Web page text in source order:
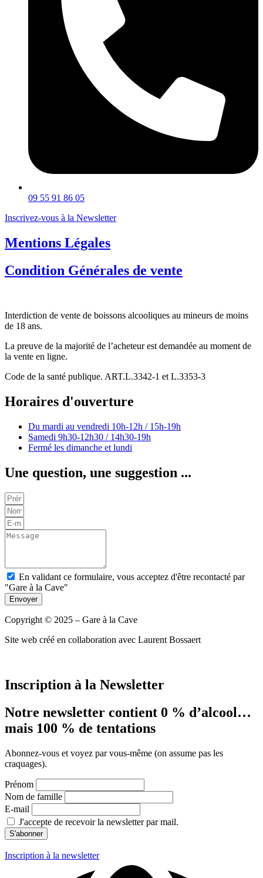
09 55 91 86 05
Inscrivez-vous à la Newsletter
Mentions Légales
Condition Générales de vente
Interdiction de vente de boissons alcooliques au mineurs de moins
de 18 ans.
La preuve de la majorité de l’acheteur est demandée au moment de
la vente en ligne.
Code de la santé publique. ART.L.3342-1 et L.3353-3
Horaires d'ouverture
Du mardi au vendredi 10h-12h / 15h-19h
Samedi 9h30-12h30 / 14h30-19h
Fermé les dimanche et lundi
Une question, une suggestion ...
En validant ce formulaire, vous acceptez d'être recontacté par
"Gare à la Cave"
Envoyer
Copyright © 2025 – Gare à la Cave
Site web créé en collaboration avec Laurent Bossaert
Inscription à la Newsletter
Notre newsletter contient 0 % d’alcool…
mais 100 % de tentations
Abonnez-vous et voyez par vous-même (on assume pas les
craquages).
Prénom
Nom de famille
E-mail
J'accepte de recevoir la newsletter par mail.
Inscription à la newsletter